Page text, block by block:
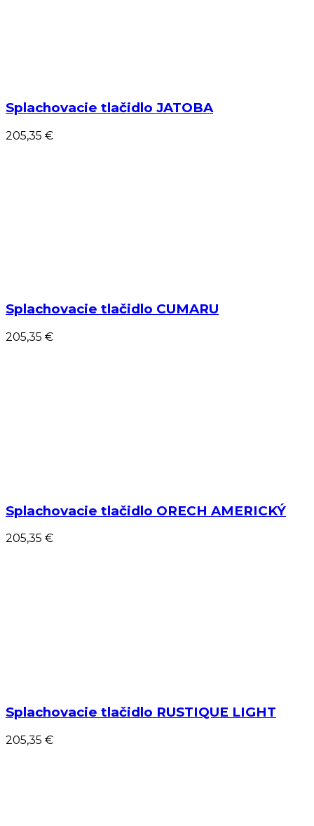
Splachovacie tlačidlo JATOBA
205,35 €
Splachovacie tlačidlo CUMARU
205,35 €
Splachovacie tlačidlo ORECH AMERICKÝ
205,35 €
Splachovacie tlačidlo RUSTIQUE LIGHT
205,35 €